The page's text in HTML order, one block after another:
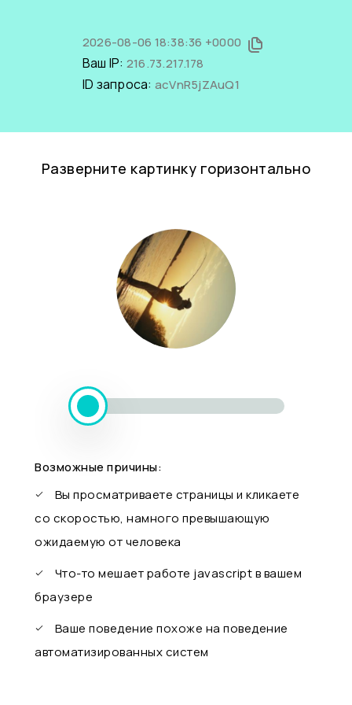
2026-08-06 18:38:36 +0000
Ваш IP: 216.73.217.178
ID запроса: acVnR5jZAuQ1
Разверните картинку горизонтально
Возможные причины:
Вы просматриваете страницы и кликаете
со скоростью, намного превышающую
ожидаемую от человека
Что-то мешает работе javascript в вашем
браузере
Ваше поведение похоже на поведение
автоматизированных систем